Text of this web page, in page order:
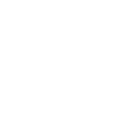
Música”.
africanas e a cidade é
Olodum, também se
e hoje é uma das maiores
A cidade também foi palco
capoeira, representação
escravos africanos no país e é